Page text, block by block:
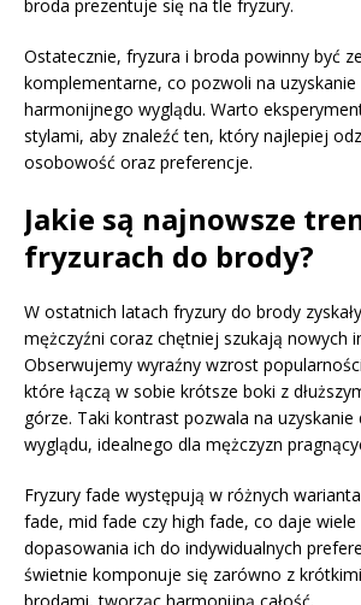
broda prezentuje się na tle fryzury.
Ostatecznie, fryzura i broda powinny być
komplementarne, co pozwoli na
harmonijnego wyglądu. Warto
stylami, aby znaleźć ten, który najlepiej
osobowość oraz preferencje.
Jakie są najnowsze
fryzurach do brody?
W ostatnich latach fryzury do brody
mężczyźni coraz chętniej szukają nowych
Obserwujemy wyraźny wzrost
które łączą w sobie krótsze boki z
górze. Taki kontrast pozwala na uzyskanie
wyglądu, idealnego dla mężczyzn
Fryzury fade występują w różnych
fade, mid fade czy high fade, co daje
dopasowania ich do indywidualnych
świetnie komponuje się zarówno z